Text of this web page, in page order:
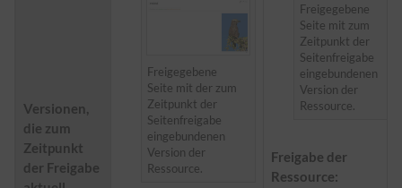
Versionen,
die zum
Zeitpunkt
der Freigabe
Freigegebene
Seite mit der zum
Zeitpunkt der
Seitenfreigabe
eingebundenen
Version der
Ressource.
Freigegebene
Seite mit zum
Zeitpunkt der
Seitenfreigabe
eingebundenen
Version der
Ressource.
Freigabe der
Ressource: